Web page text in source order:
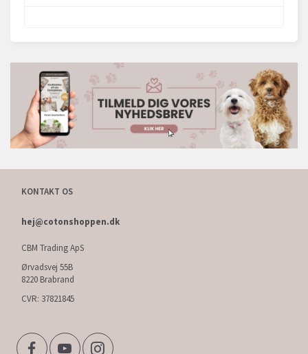
KONTAKT OS
hej@cotonshoppen.dk
CBM Trading ApS
Ørvadsvej 55B
8220 Brabrand
CVR: 37821845